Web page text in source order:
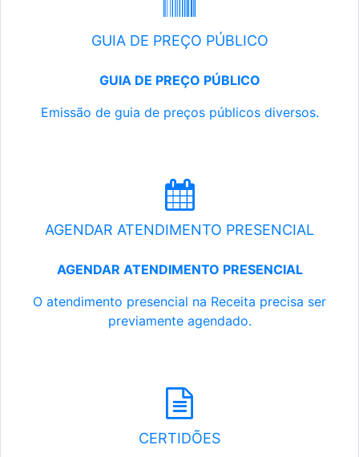
GUIA DE PREÇO PÚBLICO
GUIA DE PREÇO PÚBLICO
Emissão de guia de preços públicos diversos.
AGENDAR ATENDIMENTO PRESENCIAL
AGENDAR ATENDIMENTO PRESENCIAL
O atendimento presencial na Receita precisa ser
previamente agendado.
CERTIDÕES